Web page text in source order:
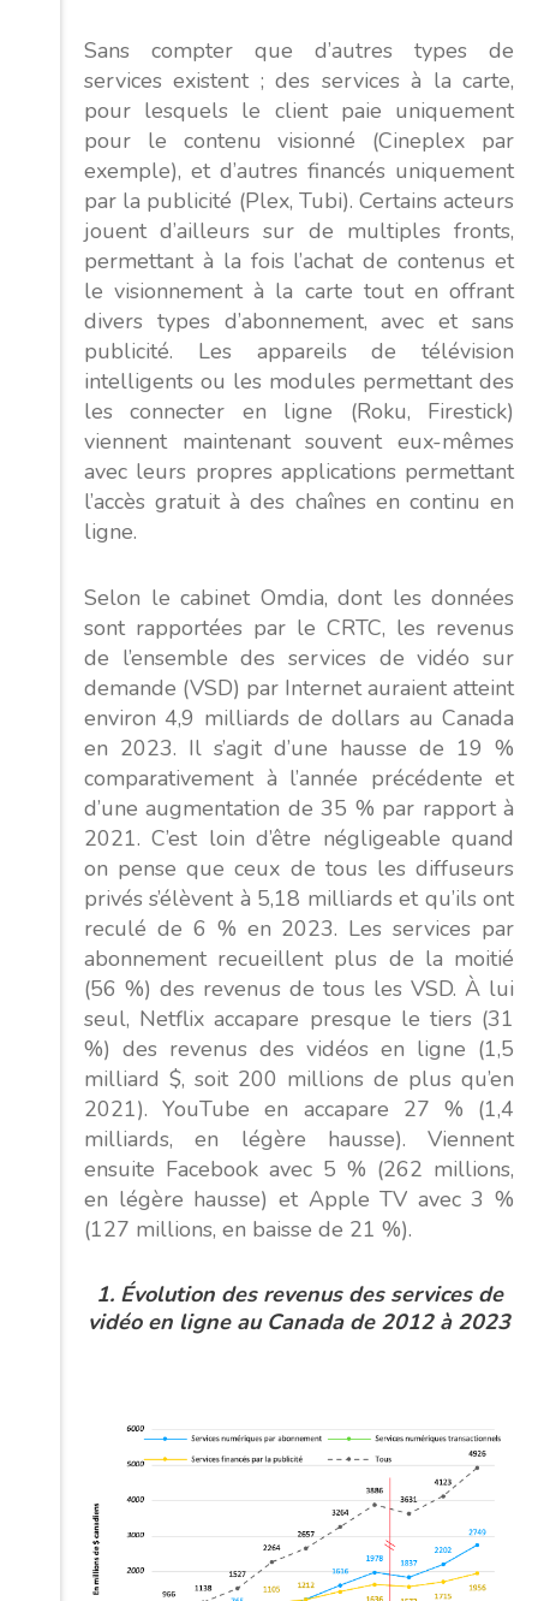
Sans compter que d’autres types de
services existent ; des services à la carte,
pour lesquels le client paie uniquement
pour le contenu visionné (Cineplex par
exemple), et d’autres financés uniquement
par la publicité (Plex, Tubi). Certains acteurs
jouent d’ailleurs sur de multiples fronts,
permettant à la fois l’achat de contenus et
le visionnement à la carte tout en offrant
divers types d’abonnement, avec et sans
publicité. Les appareils de télévision
intelligents ou les modules permettant des
les connecter en ligne (Roku, Firestick)
viennent maintenant souvent eux-mêmes
avec leurs propres applications permettant
l’accès gratuit à des chaînes en continu en
ligne.
Selon le cabinet Omdia, dont les données
sont rapportées par le CRTC, les revenus
de l’ensemble des services de vidéo sur
demande (VSD) par Internet auraient atteint
environ 4,9 milliards de dollars au Canada
en 2023. Il s’agit d’une hausse de 19 %
comparativement à l’année précédente et
d’une augmentation de 35 % par rapport à
2021. C’est loin d’être négligeable quand
on pense que ceux de tous les diffuseurs
privés s’élèvent à 5,18 milliards et qu’ils ont
reculé de 6 % en 2023. Les services par
abonnement recueillent plus de la moitié
(56 %) des revenus de tous les VSD. À lui
seul, Netflix accapare presque le tiers (31
%) des revenus des vidéos en ligne (1,5
milliard $, soit 200 millions de plus qu’en
2021). YouTube en accapare 27 % (1,4
milliards, en légère hausse). Viennent
ensuite Facebook avec 5 % (262 millions,
en légère hausse) et Apple TV avec 3 %
(127 millions, en baisse de 21 %).
1. Évolutiondes revenus des services de
vidéo en ligne au Canada de 2012 à 2023